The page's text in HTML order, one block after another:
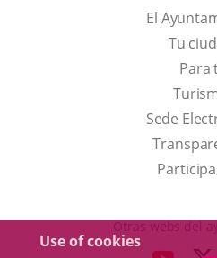
Use of cookies
El
Tu
Para
Sede
Otras webs del